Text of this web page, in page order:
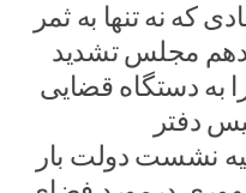
که نه تنها به ثمر
مجلس تشدید
به دستگاه قضایی
دفتر
نشست دولت بار